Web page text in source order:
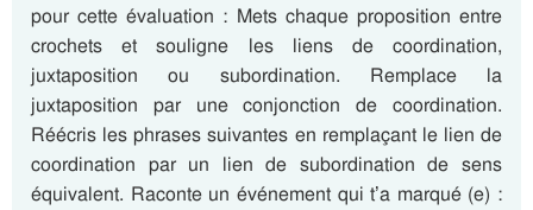
pour cette évaluation : Mets chaque proposition entre
crochets et souligne les liens de coordination,
juxtaposition ou subordination. Remplace la
juxtaposition par une conjonction de coordination.
Réécris les phrases suivantes en remplaçant le lien de
coordination par un lien de subordination de sens
équivalent. Raconte un événement qui t’a marqué (e) :